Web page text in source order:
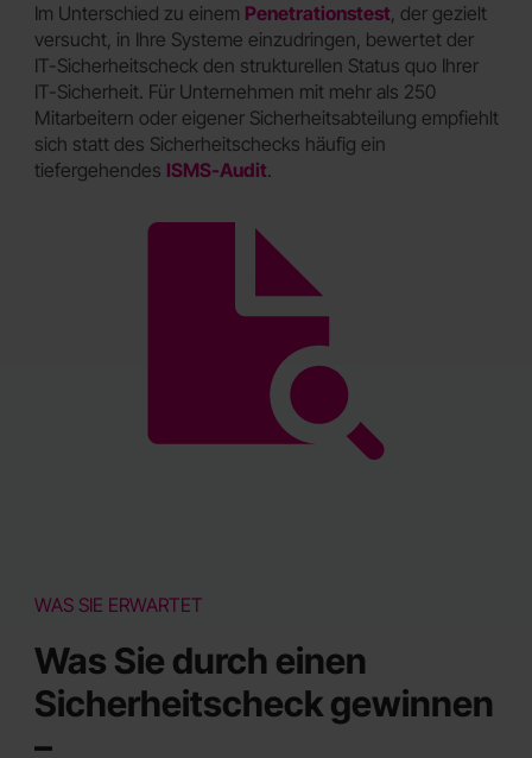
Im Unterschied zu einem Penetrationstest, der gezielt
versucht, in Ihre Systeme einzudringen, bewertet der
IT-Sicherheitscheck den strukturellen Status quo Ihrer
IT-Sicherheit. Für Unternehmen mit mehr als 250
Mitarbeitern oder eigener Sicherheitsabteilung empfiehlt
sich statt des Sicherheitschecks häufig ein
tiefergehendes ISMS-Audit.
WAS SIE ERWARTET
Was Sie durch einen
Sicherheitscheck gewinnen
–